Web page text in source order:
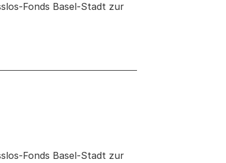
Fonds Basel-Stadt zur
Fonds Basel-Stadt zur